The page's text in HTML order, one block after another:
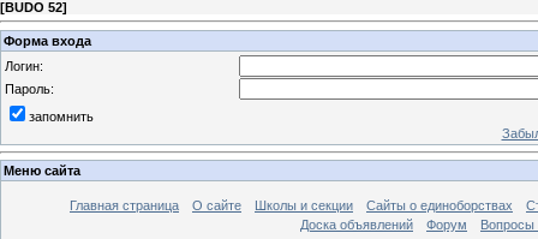
[BUDO 52]
Форма входа
Логин:
Пароль:
запомнить
Меню сайта
Главная страница О сайте Школы и секции Сайты о единоборствах
Доска объявлений
Форум Вопросы